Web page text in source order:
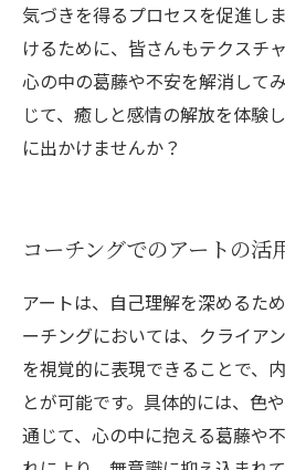
気づきを得るプロセスを促進し
けるために、皆さんもテクスチ
心の中の葛藤や不安を解消して
じて、癒しと感情の解放を体験
に出かけませんか？
コーチングでのアートの活
アートは、自己理解を深めるた
ーチングにおいては、クライア
を視覚的に表現できることで、
とが可能です。具体的には、色
通じて、心の中に抱える葛藤や